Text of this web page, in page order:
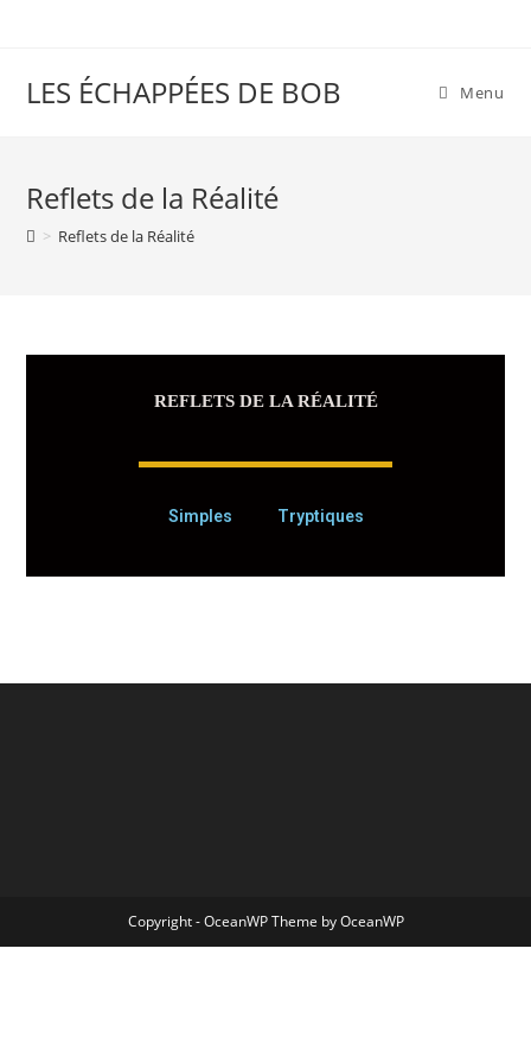
LES ÉCHAPPÉES DE BOB Menu
Reflets de la Réalité
> Reflets de la Réalité
REFLETS DE LA RÉALITÉ
Simples Tryptiques
Copyright - OceanWP Theme by OceanWP